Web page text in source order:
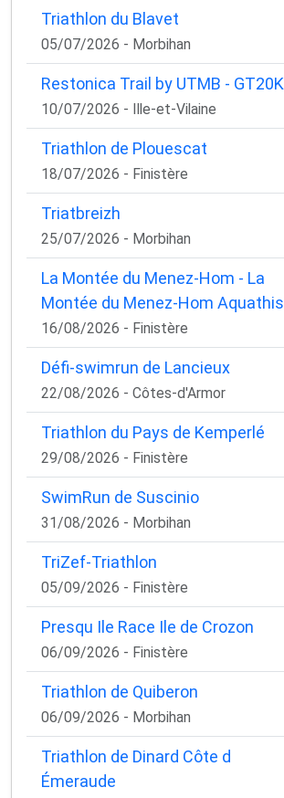
Triathlon du Blavet
05/07/2026 - Morbihan
Restonica Trail by UTMB - GT20K
10/07/2026 - Ille-et-Vilaine
Triathlon de Plouescat
18/07/2026 - Finistère
Triatbreizh
25/07/2026 - Morbihan
La Montée du Menez-Hom - La
Montée du Menez-Hom Aquathis
16/08/2026 - Finistère
Défi-swimrun de Lancieux
22/08/2026 - Côtes-d'Armor
Triathlon du Pays de Kemperlé
29/08/2026 - Finistère
SwimRun de Suscinio
31/08/2026 - Morbihan
TriZef-Triathlon
05/09/2026 - Finistère
Presqu Ile Race Ile de Crozon
06/09/2026 - Finistère
Triathlon de Quiberon
06/09/2026 - Morbihan
Triathlon de Dinard Côte d
Émeraude